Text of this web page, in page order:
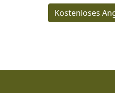
Kostenloses